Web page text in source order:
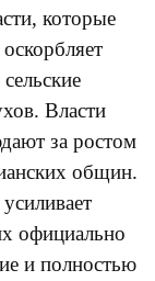
которые
Власти
за ростом
общин.
официально
и полностью